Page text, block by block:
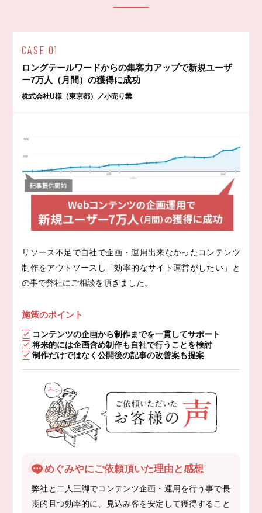
CASE 01
ロングテールワードからの集客力アップで新規ユーザ
ー7万人（月間）の獲得に成功
株式会社U様（東京都）／小売り業
リソース不足で自社で企画・運用出来なかったコンテンツ
制作をアウトソースし「効率的なサイト運営がしたい」と
の事で弊社にご相談を頂きました。
施策のポイント
コンテンツの企画から制作までを一貫してサポート
将来的には企画含め制作も自社で行うことを検討
制作だけではなく公開後の記事の改善案も提案
めぐみやにご依頼頂いた理由と感想
弊社と二人三脚でコンテンツ企画・運用を行う事で長
期的且つ効率的に、見込み客を安定して獲得すること